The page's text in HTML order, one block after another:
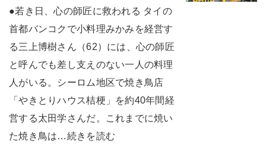
●若き日、心の師匠に救われる タイの
首都バンコクで小料理みかみを経営す
る三上博樹さん（62）には、心の師匠
と呼んでも差し支えのない一人の料理
人がいる。シーロム地区で焼き鳥店
「やきとりハウス桔梗」を約40年間経
営する太田学さんだ。これまでに焼い
た焼き鳥は…続きを読む